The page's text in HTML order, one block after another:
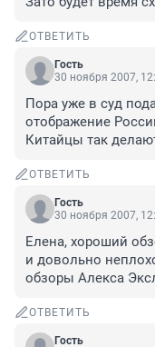
ОТВЕТИТЬ
Гость
30 ноября 2007,
Пора уже в суд
отображение
Китайцы так
ОТВЕТИТЬ
Гость
30 ноября 2007,
Елена, хороший
и довольно
обзоры Алекса
ОТВЕТИТЬ
Гость